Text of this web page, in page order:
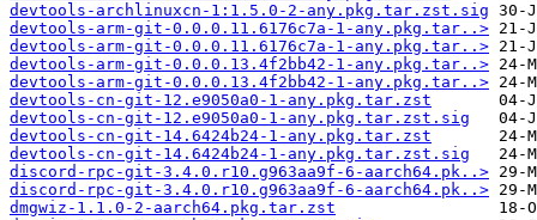
devtools-archlinuxcn-1:1.5.0-2-any.pkg.tar.zst.sig
devtools-arm-git-0.0.0.11.6176c7a-1-any.pkg.tar..>
devtools-arm-git-0.0.0.11.6176c7a-1-any.pkg.tar..>
devtools-arm-git-0.0.0.13.4f2bb42-1-any.pkg.tar..>
devtools-arm-git-0.0.0.13.4f2bb42-1-any.pkg.tar..>
devtools-cn-git-12.e9050a0-1-any.pkg.tar.zst
devtools-cn-git-12.e9050a0-1-any.pkg.tar.zst.sig
devtools-cn-git-14.6424b24-1-any.pkg.tar.zst
devtools-cn-git-14.6424b24-1-any.pkg.tar.zst.sig
discord-rpc-git-3.4.0.r10.g963aa9f-6-aarch64.pk..>
discord-rpc-git-3.4.0.r10.g963aa9f-6-aarch64.pk..>
dmgwiz-1.1.0-2-aarch64.pkg.tar.zst